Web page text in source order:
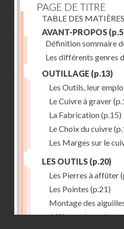
PAGE DE TITRE
TABLE DES MATIÈRES
AVANT-PROPOS
Définition sommaire
Les différents genres
OUTILLAGE (p.13)
Les Outils, leur
Le Cuivre à graver
La Fabrication(p.15)
Le Choix du cuivre
Les Marges sur le
LES OUTILS (p.20)
Les Pierres à affûter
Les Pointes (p.21)
Montage des
Affûtage des pointes